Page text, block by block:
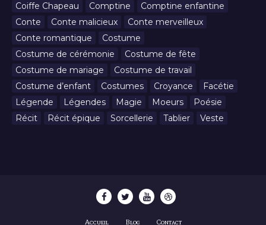
Coiffe Chapeau
Comptine
Comptine enfantine
Conte
Conte malicieux
Conte merveilleux
Conte romantique
Costume
Costume de cérémonie
Costume de fête
Costume de mariage
Costume de travail
Costume d’enfant
Costumes Croyance
Facétie
Légende
Légendes Magie Moeurs
Poésie
Récit
Récit épique Sorcellerie Tablier Veste
Accueil Blog Contact